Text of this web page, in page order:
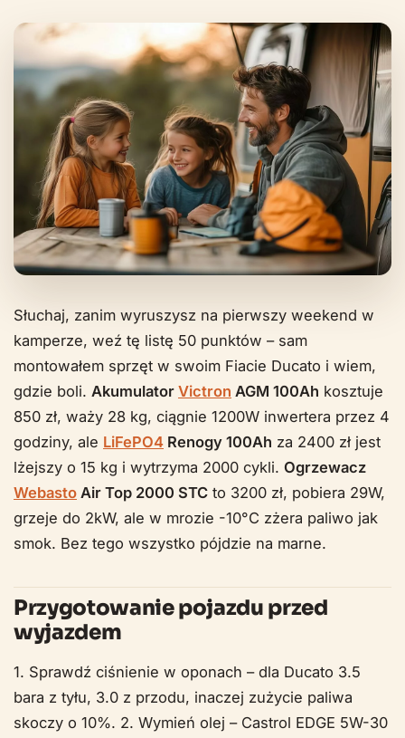
Słuchaj, zanim wyruszysz na pierwszy weekend w
kamperze, weź tę listę 50 punktów – sam
montowałem sprzęt w swoim Fiacie Ducato i wiem,
gdzie boli. Akumulator Victron AGM 100Ah kosztuje
850 zł, waży 28 kg, ciągnie 1200W inwertera przez 4
godziny, ale LiFePO4 Renogy 100Ah za 2400 zł jest
lżejszy o 15 kg i wytrzyma 2000 cykli. Ogrzewacz
Webasto Air Top 2000 STC to 3200 zł, pobiera 29W,
grzeje do 2kW, ale w mrozie -10°C zżera paliwo jak
smok. Bez tego wszystko pójdzie na marne.
Przygotowanie pojazdu przed
wyjazdem
1. Sprawdź ciśnienie w oponach – dla Ducato 3.5
bara z tyłu, 3.0 z przodu, inaczej zużycie paliwa
skoczy o 10%. 2. Wymień olej – Castrol EDGE 5W-30